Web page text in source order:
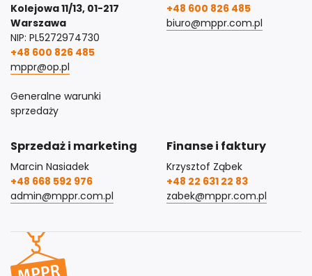
Kolejowa 11/13, 01-217
Warszawa
NIP: PL5272974730
+48 600 826 485
mppr@op.pl
Generalne warunki
sprzedaży
+48 600 826 485
biuro@mppr.com.pl
Sprzedaż i marketing
Marcin Nasiadek
+48 668 592 976
admin@mppr.com.pl
Finanse i faktury
Krzysztof Ząbek
+48 22 631 22 83
zabek@mppr.com.pl